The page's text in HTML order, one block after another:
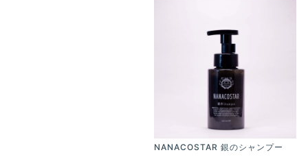
NANACOSTAR 銀のシャンプー